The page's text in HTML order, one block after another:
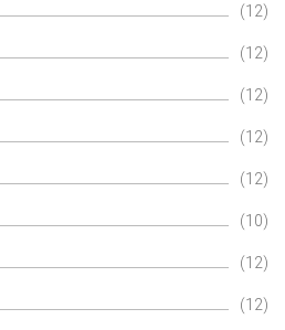
(12)
(12)
(12)
(12)
(12)
(10)
(12)
(12)